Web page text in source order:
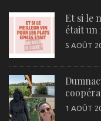
Et si le
était un
5 AOÛT
1 AOÛT